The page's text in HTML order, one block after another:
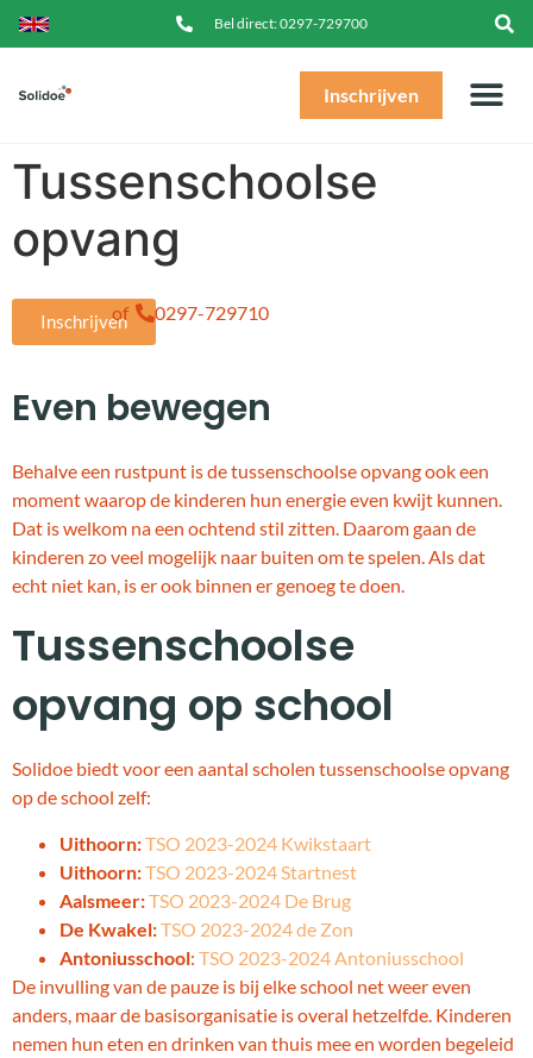
Bel direct:0297-729700
Inschrijven
Tussenschoolse
opvang
Inschrijven
of 0297-729710
Even bewegen
Behalve een rustpunt is de tussenschoolse opvang ook een
moment waarop de kinderen hun energie even kwijt kunnen.
Dat is welkom na een ochtend stil zitten. Daarom gaan de
kinderen zo veel mogelijk naar buiten om te spelen. Als dat
echt niet kan, is er ook binnen er genoeg te doen.
Tussenschoolse
opvang op school
Solidoe biedt voor een aantal scholen tussenschoolse opvang
op de school zelf:
Uithoorn:TSO 2023-2024 Kwikstaart
Uithoorn:TSO 2023-2024 Startnest
Aalsmeer:TSO 2023-2024 De Brug
De Kwakel:TSO 2023-2024de Zon
Antoniusschool: TSO 2023-2024 Antoniusschool
De invulling van de pauze is bij elke school net weer even
anders, maar de basisorganisatie is overal hetzelfde. Kinderen
nemen hun eten en drinken van thuis mee en worden begeleid